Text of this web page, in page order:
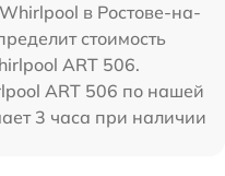
в Ростове-на-
стоимость
ART 506.
ART 506 по нашей
3 часа при наличии